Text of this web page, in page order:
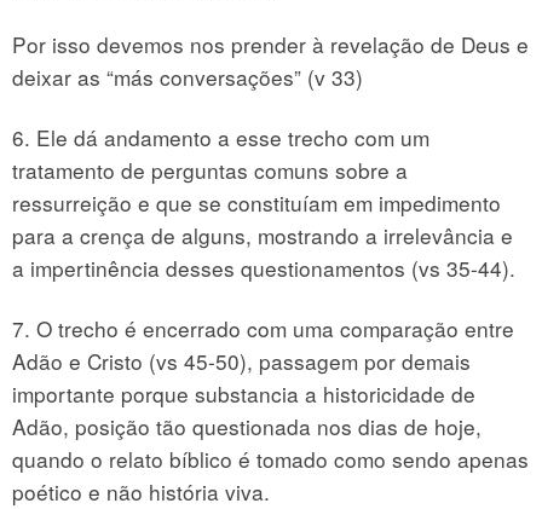
Por isso devemos nos prender à revelação de Deus e
deixar as “más conversações” (v 33)
6. Ele dá andamento a esse trecho com um
tratamento de perguntas comuns sobre a
ressurreição e que se constituíam em impedimento
para a crença de alguns, mostrando a irrelevância e
a impertinência desses questionamentos (vs 35-44).
7. O trecho é encerrado com uma comparação entre
Adão e Cristo (vs 45-50), passagem por demais
importante porque substancia a historicidade de
Adão, posição tão questionada nos dias de hoje,
quando o relato bíblico é tomado como sendo apenas
poético e não história viva.